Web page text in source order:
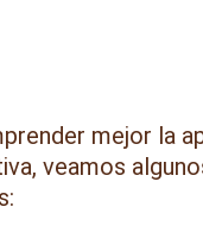
mejor la
veamos